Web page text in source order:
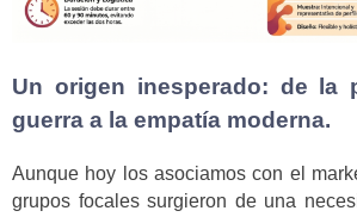
Un origen inesperado: de la
guerra a la empatía moderna.
Aunque hoy los asociamos con el
grupos focales surgieron de una